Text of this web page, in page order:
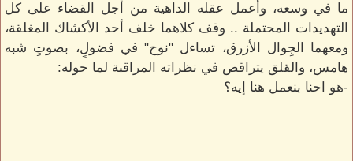
ما في وسعه، وأعمل عقله الداهية من أجل القضاء على كل
التهديدات المحتملة .. وقف كلاهما خلف أحد الأكشاك المغلقة،
ومعهما الجِوال الأزرق، تساءل "نوح" في فضولٍ، بصوتٍ شبه
هامس، والقلق يتراقص في نظراته المراقبة لما حوله:
-هو احنا بنعمل هنا إيه؟